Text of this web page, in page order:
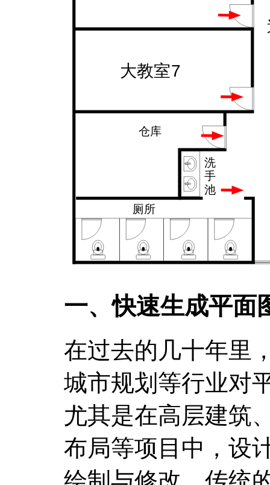
一、快速生成平面
在过去的几十年里
城市规划等行业对
尤其是在高层建筑
布局等项目中，设